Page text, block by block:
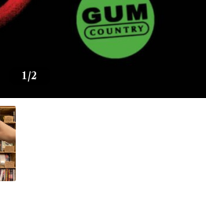
1/2